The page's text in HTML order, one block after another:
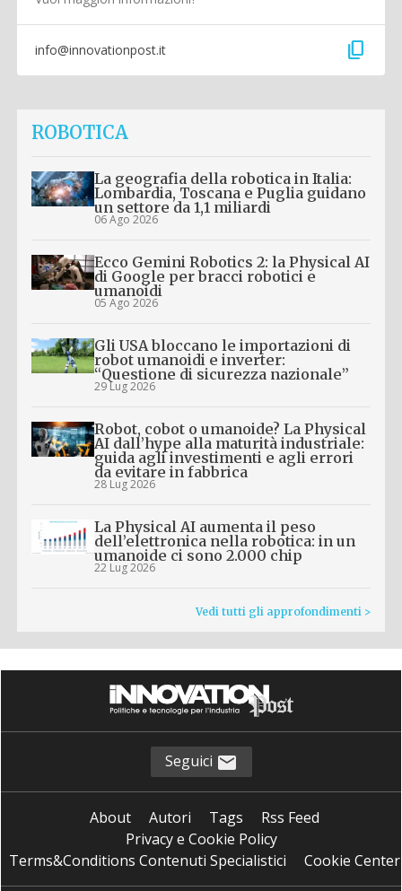
info@innovationpost.it content_copy
ROBOTICA
La geografia della robotica in Italia:
Lombardia, Toscana e Puglia guidano
un settore da 1,1 miliardi
06 Ago 2026
Ecco Gemini Robotics 2: la Physical AI
di Google per bracci robotici e
umanoidi
05 Ago 2026
Gli USA bloccano le importazioni di
robot umanoidi e inverter:
“Questione di sicurezza nazionale”
29 Lug 2026
Robot, cobot o umanoide? La Physical
AI dall’hype alla maturità industriale:
guida agli investimenti e agli errori
da evitare in fabbrica
28 Lug 2026
La Physical AI aumenta il peso
dell’elettronica nella robotica: in un
umanoide ci sono 2.000 chip
22 Lug 2026
Vedi tutti gli approfondimenti >
Seguici
About Autori Tags
Rss Feed
Privacy e Cookie Policy
Terms&Conditions Contenuti Specialistici
Cookie Center